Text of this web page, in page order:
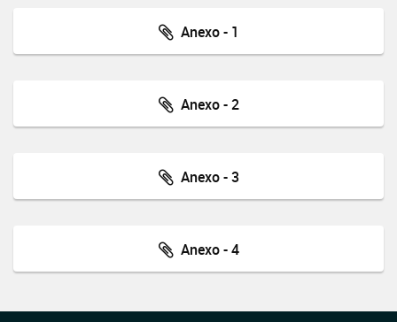
Anexo - 1
Anexo - 2
Anexo - 3
Anexo - 4